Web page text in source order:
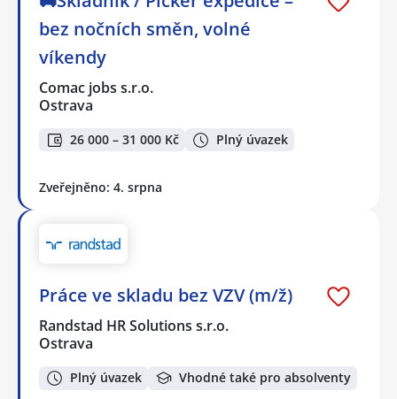
bez nočních směn, volné
víkendy
Comac jobs s.r.o.
Ostrava
26 000 – 31 000 Kč Plný úvazek
Zveřejněno: 4. srpna
Práce ve skladu bez VZV (m/ž)
Randstad HR Solutions s.r.o.
Ostrava
Plný úvazek Vhodné také pro absolventy